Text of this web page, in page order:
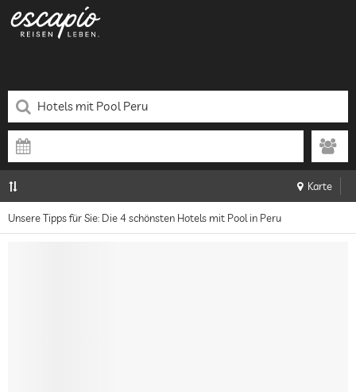
Karte
Unsere Tipps für Sie: Die 4 schönsten Hotels mit Pool in Peru